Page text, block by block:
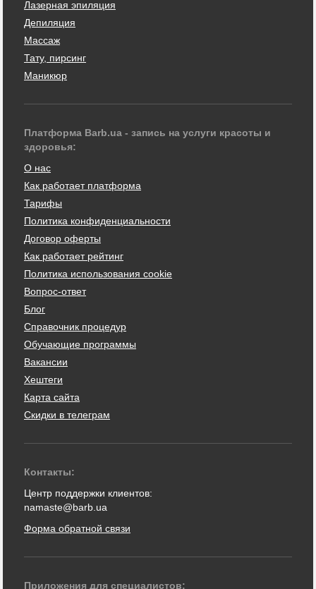
Лазерная эпиляция
Депиляция
Массаж
Тату, пирсинг
Маникюр
Платформа Barb.ua - запись на услуги красоты и
здоровья:
О нас
Как работает платформа
Тарифы
Политика конфиденциальности
Договор оферты
Как работает рейтинг
Политика использования cookie
Вопрос-ответ
Блог
Справочник процедур
Обучающие программы
Вакансии
Хештеги
Карта сайта
Скидки в телеграм
Контакты:
Центр поддержки клиентов:
namaste@barb.ua
Форма обратной связи
Приложения для специалистов: